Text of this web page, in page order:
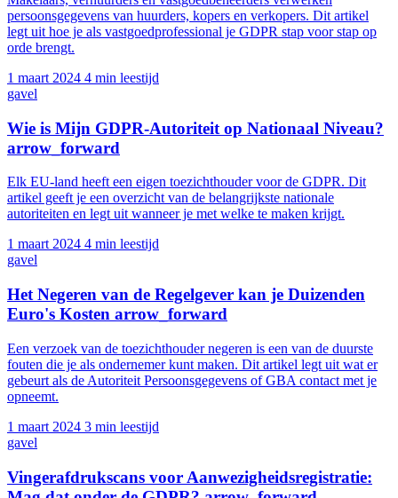
persoonsgegevens van huurders, kopers en verkopers. Dit artikel
legt uit hoe je als vastgoedprofessional je GDPR stap voor stap op
orde brengt.
1 maart 2024 4 min leestijd
gavel
Wie is Mijn GDPR-Autoriteit op Nationaal Niveau?
arrow_forward
Elk EU-land heeft een eigen toezichthouder voor de GDPR. Dit
artikel geeft je een overzicht van de belangrijkste nationale
autoriteiten en legt uit wanneer je met welke te maken krijgt.
1 maart 2024 4 min leestijd
gavel
Het Negeren van de Regelgever kan je Duizenden
Euro's Kosten arrow_forward
Een verzoek van de toezichthouder negeren is een van de duurste
fouten die je als ondernemer kunt maken. Dit artikel legt uit wat er
gebeurt als de Autoriteit Persoonsgegevens of GBA contact met je
opneemt.
1 maart 2024 3 min leestijd
gavel
Vingerafdrukscans voor Aanwezigheidsregistratie: